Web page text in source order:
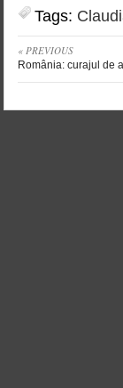
Tags:
« PREVIOUS
România: curajul de